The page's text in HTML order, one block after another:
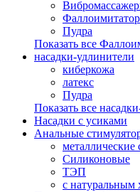
Пудра
Показать все
насадки-удлинители
киберкожа
латекс
Пудра
Показать все
Насадки с усиками
Анальные
металлические
Силиконовые
ТЭП
с натуральным